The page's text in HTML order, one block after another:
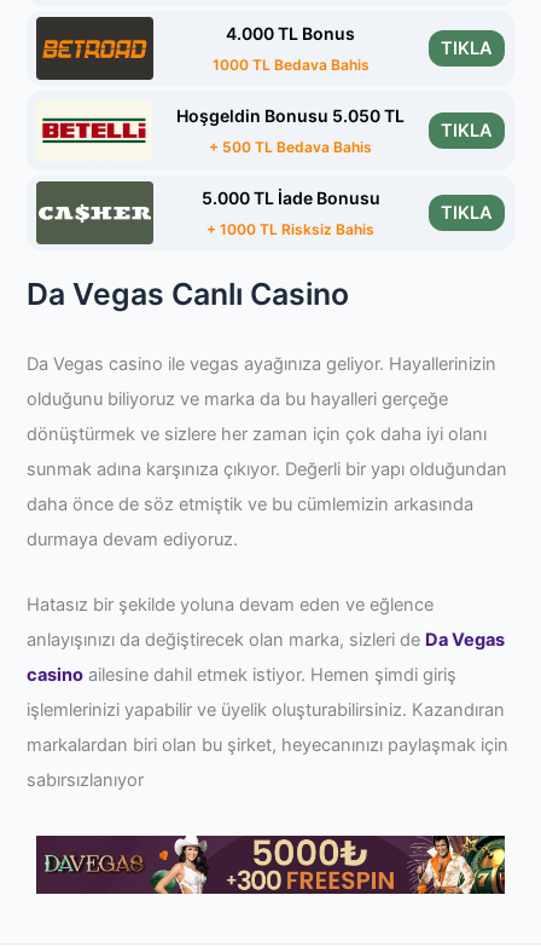
4.000 TL Bonus
1000 TL Bedava Bahis
TIKLA
Hoşgeldin Bonusu 5.050 TL
+ 500 TL Bedava Bahis
TIKLA
5.000 TL İade Bonusu
+ 1000 TL Risksiz Bahis
TIKLA
Da Vegas Canlı Casino
Da Vegas casino ile vegas ayağınıza geliyor. Hayallerinizin
olduğunu biliyoruz ve marka da bu hayalleri gerçeğe
dönüştürmek ve sizlere her zaman için çok daha iyi olanı
sunmak adına karşınıza çıkıyor. Değerli bir yapı olduğundan
daha önce de söz etmiştik ve bu cümlemizin arkasında
durmaya devam ediyoruz.
Hatasız bir şekilde yoluna devam eden ve eğlence
anlayışınızı da değiştirecek olan marka, sizleri de Da Vegas
casino ailesine dahil etmek istiyor. Hemen şimdi giriş
işlemlerinizi yapabilir ve üyelik oluşturabilirsiniz. Kazandıran
markalardan biri olan bu şirket, heyecanınızı paylaşmak için
sabırsızlanıyor